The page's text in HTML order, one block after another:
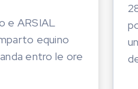
e ARSIAL
equino
entro le ore